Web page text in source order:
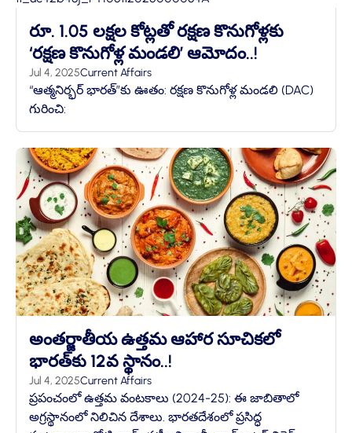
రూ. 1.05 లక్షల కోట్లతో రక్షణ కొనుగోళ్లకు
‘రక్షణ కొనుగోళ్ల మండలి’ ఆమోదం..!
Jul 4, 2025Current Affairs
“ఆత్మనిర్భర్ భారత్”కు ఊతం: రక్షణ కొనుగోళ్ల మండలి (DAC)
గురించి:
అంతర్జాతీయ ఉత్తమ ఆహార సూచికలో
భారత్‌కు 12వ స్థానం..!
Jul 4, 2025Current Affairs
ప్రపంచంలో ఉత్తమ వంటకాలు (2024-25): ఈ జాబితాలో
అగ్రస్థానంలో నిలిచిన దేశాలు. భారతదేశంలో ప్రసిద్ధ